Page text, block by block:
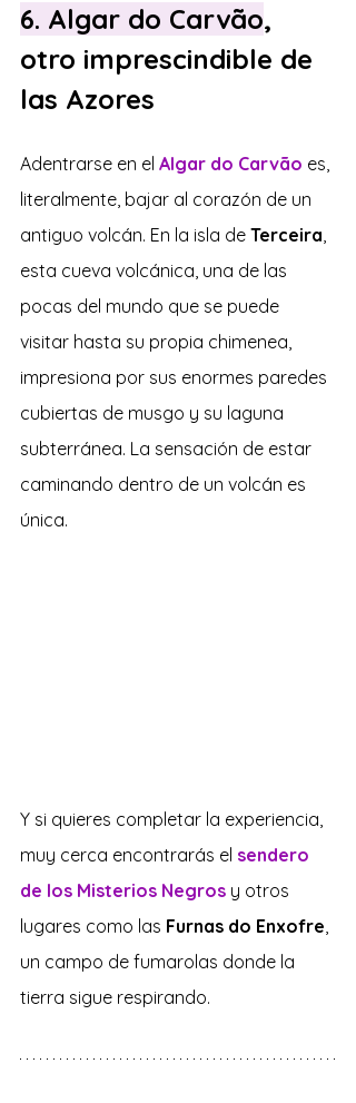
6. Algar do Carvão,
otro imprescindible de
las Azores
Adentrarse en el Algar do Carvão es,
literalmente, bajar al corazón de un
antiguo volcán. En la isla de Terceira
esta cueva volcánica, una de las
pocas del mundo que se puede
visitar hasta su propia chimenea,
impresiona por sus enormes paredes
cubiertas de musgo y su laguna
subterránea. La sensación de estar
caminando dentro de un volcán es
única.
Y si quieres completar la experiencia,
muy cerca encontrarás el sendero
de los Misterios Negros y otros
lugares como las Furnas do Enxofre,
un campo de fumarolas donde la
tierra sigue respirando.